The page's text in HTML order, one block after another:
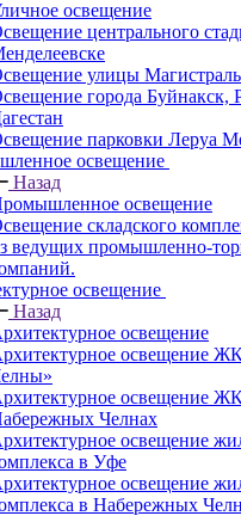
освещение
центрального
улицы
города Буйнакск,
парковки Леруа
освещение
Назад
освещение
складского
ведущих промышленно-
освещение
Назад
освещение
освещение
освещение
Челнах
освещение
в Уфе
освещение
в Набережных